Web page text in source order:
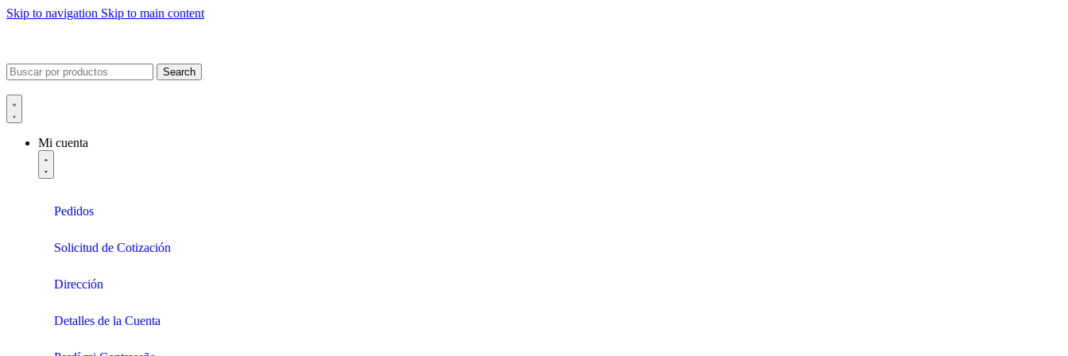
Skip to navigation Skip to main content
Search
Mi cuenta
Pedidos
Solicitud de Cotización
Dirección
Detalles de la Cuenta